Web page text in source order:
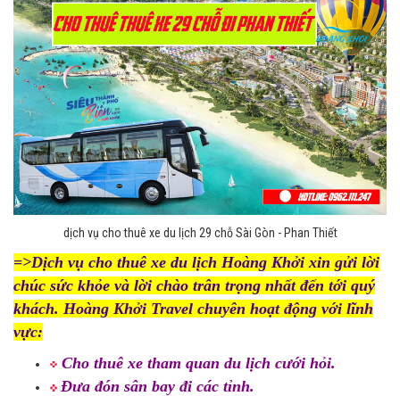
dịch vụ cho thuê xe du lịch 29 chỗ Sài Gòn - Phan Thiết
=>Dịch vụ cho thuê xe du lịch Hoàng Khởi xin gửi lời
chúc sức khỏe và lời chào trân trọng nhất đến tới quý
khách. Hoàng Khởi Travel chuyên hoạt động với lĩnh
vực:
Cho thuê xe tham quan du lịch cưới hỏi.
Đưa đón sân bay đi các tỉnh.